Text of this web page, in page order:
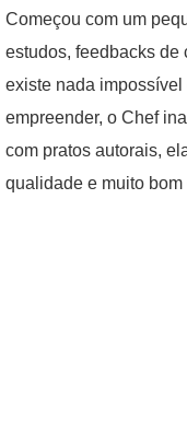
Começou com um
estudos, feedbacks de
existe nada
empreender, o Chef
com pratos autorais,
qualidade e muito bom